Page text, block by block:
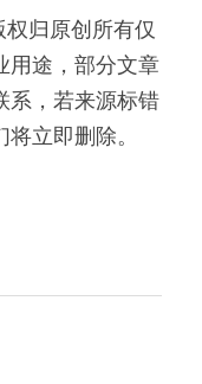
归原创所有仅
用途，部分文章
系，若来源标错
立即删除。